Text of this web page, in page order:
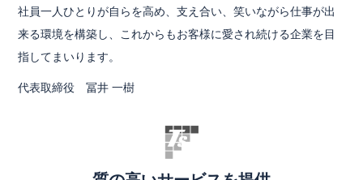
社員一人ひとりが自らを高め、支え合い、笑いながら仕事が出
来る環境を構築し、これからもお客様に愛され続ける企業を目
指してまいります。
代表取締役 冨井 一樹